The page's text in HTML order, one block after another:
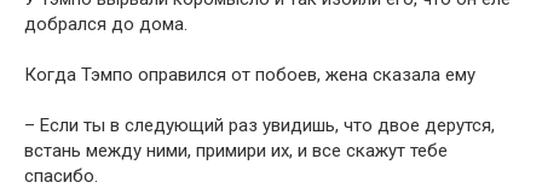
добрался до дома.
Когда Тэмпо оправился от побоев, жена сказала ему
– Если ты в следующий раз увидишь, что двое дерутся,
встань между ними, примири их, и все скажут тебе
спасибо.